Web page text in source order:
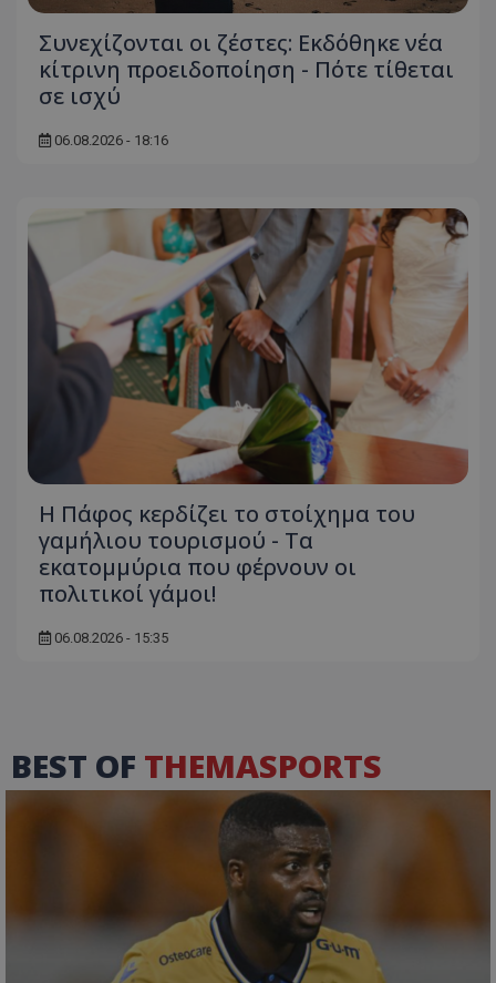
Συνεχίζονται οι ζέστες: Εκδόθηκε νέα
κίτρινη προειδοποίηση - Πότε τίθεται
σε ισχύ
06.08.2026 - 18:16
Η Πάφος κερδίζει το στοίχημα του
γαμήλιου τουρισμού - Τα
εκατομμύρια που φέρνουν οι
πολιτικοί γάμοι!
06.08.2026 - 15:35
BEST OF THEMASPORTS